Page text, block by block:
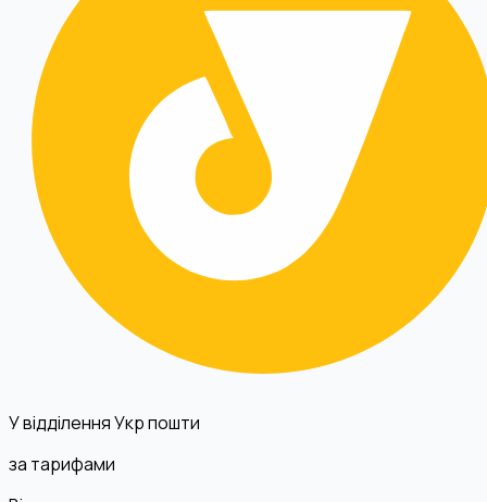
У відділення Укр пошти
за тарифами